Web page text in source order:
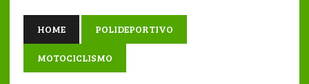
HOME POLIDEPORTIVO
MOTOCICLISMO